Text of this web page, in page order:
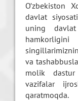
O‘zbekiston
davlat
uning
va
molik
vazifalar
qaratmoqda.